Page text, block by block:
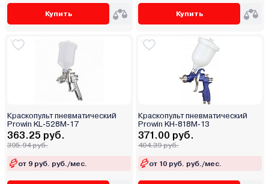
Купить Купить
Краскопульт пневматический
Prowin KL-528M-17
363.25 руб.
395.94 руб.
от 9 руб. руб./мес.
Краскопульт пневматический
Prowin KH-818M-13
371.00 руб.
404.39 руб.
от 10 руб. руб./мес.